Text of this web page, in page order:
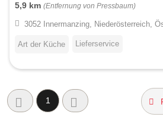
5,9 km (Entfernung von Pressbaum)
3052 Innermanzing, Niederösterreich,
Art der Küche Lieferservice
1